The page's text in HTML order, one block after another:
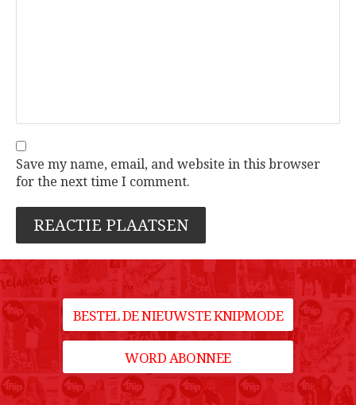
Save my name, email, and website in this browser
for the next time I comment.
BESTEL DE NIEUWSTE KNIPMODE
WORD ABONNEE